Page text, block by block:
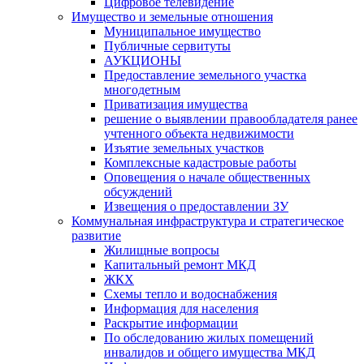
Имущество и земельные отношения
Муниципальное имущество
Публичные сервитуты
АУКЦИОНЫ
Предоставление земельного участка
многодетным
Приватизация имущества
решение о выявлении правообладателя ранее
учтенного объекта недвижимости
Изъятие земельных участков
Комплексные кадастровые работы
Оповещения о начале общественных
обсуждений
Извещения о предоставлении ЗУ
Коммунальная инфраструктура и стратегическое
развитие
Жилищные вопросы
Капитальный ремонт МКД
ЖКХ
Схемы тепло и водоснабжения
Информация для населения
Раскрытие информации
По обследованию жилых помещений
инвалидов и общего имущества МКД